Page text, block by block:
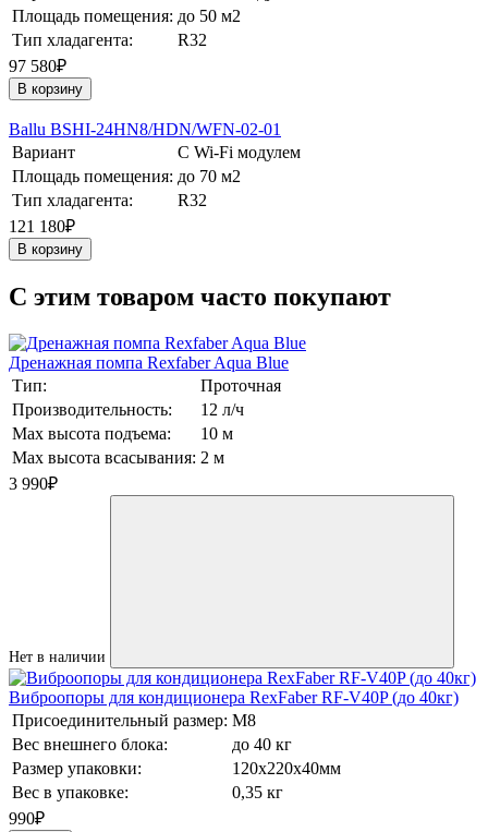
Площадь помещения: до 50 м2
Тип хладагента:
R32
97 580₽
В корзину
Ballu BSHI-24HN8/HDN/WFN-02-01
Вариант
С Wi-Fi модулем
Площадь помещения: до 70 м2
Тип хладагента:
R32
121 180₽
В корзину
C этим товаром часто покупают
Дренажная помпа Rexfaber Aqua Blue
Тип:
Проточная
Производительность:
12 л/ч
Max высота подъема:
10 м
Max высота всасывания: 2 м
3 990₽
Нет в наличии
Виброопоры для кондиционера RexFaber RF-V40P (до 40кг)
Присоединительный размер: М8
Вес внешнего блока:
до 40 кг
Размер упаковки:
120х220х40мм
Вес в упаковке:
0,35 кг
990₽